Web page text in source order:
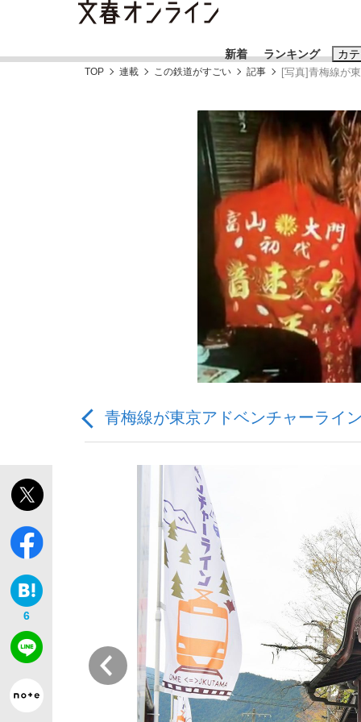
新着 ランキング カ
《BTS厳戒トーキョー滞在記》RM→渋谷
「最悪の空気のまま解散」WBC日本代表
「クマが悪者扱いされているのが悲しい」
私のあのとき、私のいま
キングの誕生を、目撃せよ。
おすすめの
#藤田晋
#三
#玉木雄一郎
TOP 連載 この鉄道がすごい 記事 [写真]青梅線が
青梅線が東京アドベンチャーラ
6